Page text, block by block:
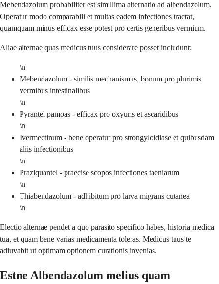
Mebendazolum probabiliter est simillima alternatio ad albendazolum.
Operatur modo comparabili et multas eadem infectiones tractat,
quamquam minus efficax esse potest pro certis generibus vermium.
Aliae alternae quas medicus tuus considerare posset includunt:
\n
Mebendazolum - similis mechanismus, bonum pro plurimis
vermibus intestinalibus
\n
Pyrantel pamoas - efficax pro oxyuris et ascaridibus
\n
Ivermectinum - bene operatur pro strongyloidiase et quibusdam
aliis infectionibus
\n
Praziquantel - praecise scopos infectiones taeniarum
\n
Thiabendazolum - adhibitum pro larva migrans cutanea
\n
Electio alternae pendet a quo parasito specifico habes, historia medica
tua, et quam bene varias medicamenta toleras. Medicus tuus te
adiuvabit ut optimam optionem curationis invenias.
Estne Albendazolum melius quam